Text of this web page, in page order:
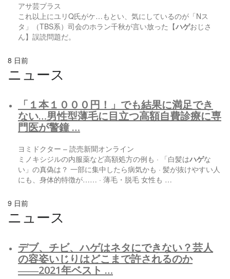
アサ芸プラス
これ以上にユリQ氏がケ…もとい、気にしているのが「Nス
タ」（TBS系）司会のホラン千秋が言い放った【ハゲおじさ
ん】誤読問題だ。
8 日前
ニュース
「１本１０００円！」でも結果に満足でき
ない…男性型薄毛に目立つ高額自費診療に専
門医が警鐘 …
ヨミドクター – 読売新聞オンライン
ミノキシジルの内服薬など高額処方の例も · 「白髪はハゲな
い」の真偽は？ 一部に集中したら病気かも · 髪が抜けやすい人
にも、身体的特徴が…… · 薄毛・脱毛 女性も …
9 日前
ニュース
デブ、チビ、ハゲはネタにできない？芸人
の容姿いじりはどこまで許されるのか
――2021年ベスト …